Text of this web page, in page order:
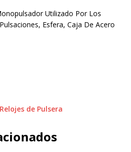
Utilizado Por Los
Esfera, Caja De Acero
Relojes de Pulsera